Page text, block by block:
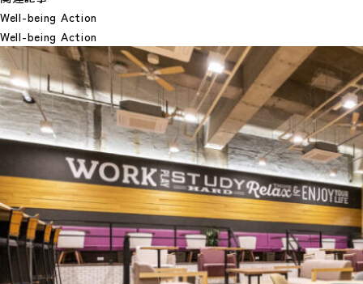
Well-being Action
Well-being Action